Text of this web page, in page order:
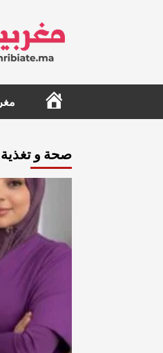
الرئيسية
صحة و تغذية